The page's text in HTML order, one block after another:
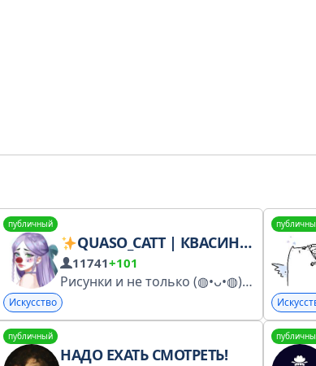
публичный
QUASO_CATT | КВАСИНКА
11741+101
Рисунки и не только (⁠◍⁠•⁠ᴗ⁠•⁠◍⁠) vk https://vk.com/quasarus_catt ссылочки и информация о заказах https://quasocatt.carrd.co/
Искусство
публичный
НАДО ЕХАТЬ СМОТРЕТЬ!